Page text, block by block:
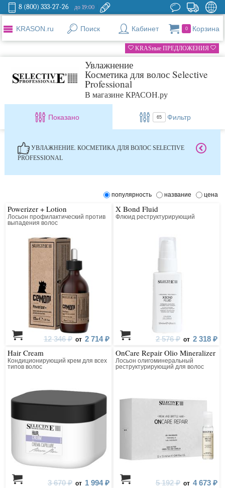
8 (800) 333-27-26 до 19:00
KRASON.ru Поиск Кабинет 0 Корзина
KRASные ПРЕДЛОЖЕНИЯ
Увлажнение
Косметика для волос Selective
Professional
В магазине КРАСОН.ру
Показано 65 Фильтр
УВЛАЖНЕНИЕ. КОСМЕТИКА ДЛЯ ВОЛОС SELECTIVE
PROFESSIONAL
популярность название цена
Powerizer + Lotion
Лосьон профилактический против
выпадения волос
12 346 ₽ от 2 714 ₽
X Bond Fluid
Флюид реструктурирующий
2 576 ₽ от 2 318 ₽
Hair Cream
Кондиционирующий крем для всех
типов волос
3 670 ₽ от 1 994 ₽
OnCare Repair Olio Mineralizer
Лосьон олигоминеральный
реструктурирующий для волос
5 192 ₽ от 4 673 ₽